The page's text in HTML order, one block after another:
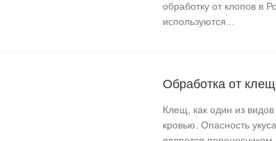
обработку от клопов в
используются...
Обработка от
Клещ, как один из
кровью. Опасность